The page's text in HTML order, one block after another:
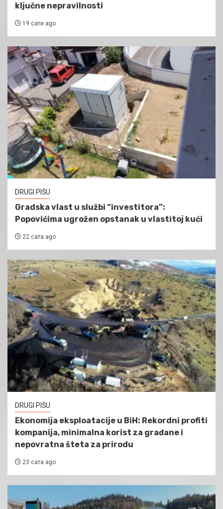
ključne nepravilnosti
19 сати ago
DRUGI PIŠU
Gradska vlast u službi “investitora”:
Popovićima ugrožen opstanak u vlastitoj kući
22 сата ago
DRUGI PIŠU
Ekonomija eksploatacije u BiH: Rekordni profiti
kompanija, minimalna korist za građane i
nepovratna šteta za prirodu
23 сата ago